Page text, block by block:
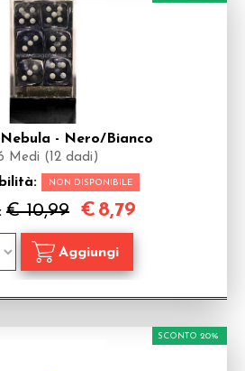
- Nero/Bianco
Medi (12 dadi)
NON DISPONIBILE
€ 10,99 € 8,79
SCONTO 20%